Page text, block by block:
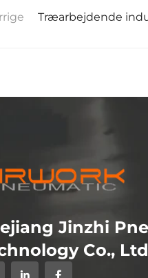
Træarbejdende
Jinzhi
Co.,